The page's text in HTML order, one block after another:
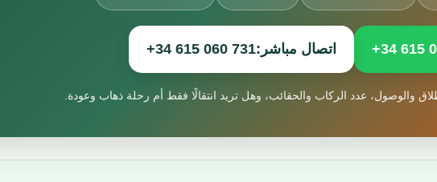
+34 615 اتصال مباشر:+34 615 060 731
والوصول، عدد الركاب والحقائب، وهل تريد انتقالًا فقط أم رحلة ذهاب وعودة.